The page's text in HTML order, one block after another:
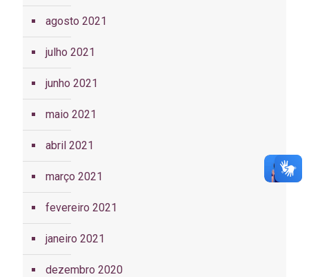
agosto 2021
julho 2021
junho 2021
maio 2021
abril 2021
março 2021
fevereiro 2021
janeiro 2021
dezembro 2020